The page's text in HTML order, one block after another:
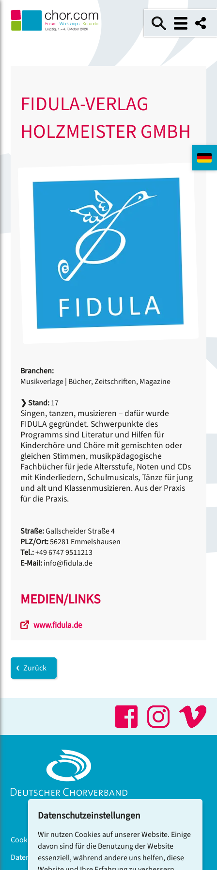
FIDULA-VERLAG
HOLZMEISTER GMBH
Branchen:
Musikverlage| Bücher, Zeitschriften, Magazine
❯Stand:17
Singen, tanzen, musizieren – dafür wurde
FIDULA gegründet. Schwerpunkte des
Programms sind Literatur und Hilfen für
Kinderchöre und Chöre mit gemischten oder
gleichen Stimmen, musikpädagogische
Fachbücher für jede Altersstufe, Noten und CDs
mit Kinderliedern, Schulmusicals, Tänze für jung
und alt und Klassenmusizieren. Aus der Praxis
für die Praxis.
Straße:Gallscheider Straße 4
PLZ/Ort:56281 Emmelshausen
Tel.:+49 6747 9511213
E-Mail:info@fidula.de
MEDIEN/LINKS
www.fidula.de
Zurück
Cookiebanner
Datenschutz
Datenschutzeinstellungen
Wir nutzen Cookies auf unserer Website. Einige
davon sind für die Benutzung der Website
essenziell, während andere uns helfen, diese